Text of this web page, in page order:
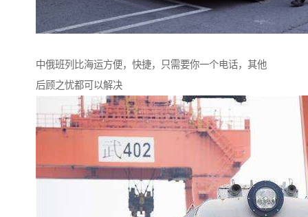
中俄班列比海运方便，快捷，只需要你一个电话，其他
后顾之忧都可以解决